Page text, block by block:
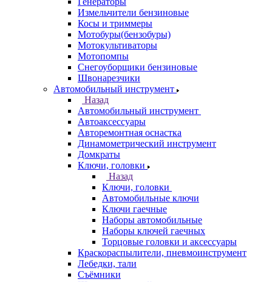
Измельчители бензиновые
Косы и триммеры
Мотобуры(бензобуры)
Мотокультиваторы
Мотопомпы
Снегоуборщики бензиновые
Швонарезчики
Автомобильный инструмент
Назад
Автомобильный инструмент
Автоаксессуары
Авторемонтная оснастка
Динамометрический инструмент
Домкраты
Ключи, головки
Назад
Ключи, головки
Автомобильные ключи
Ключи гаечные
Наборы автомобильные
Наборы ключей гаечных
Торцовые головки и аксессуары
Краскораспылители, пневмоинструмент
Лебедки, тали
Съёмники